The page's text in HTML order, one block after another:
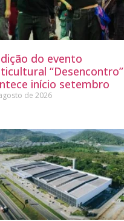
do evento
“Desencontro”
início setembro
de 2026